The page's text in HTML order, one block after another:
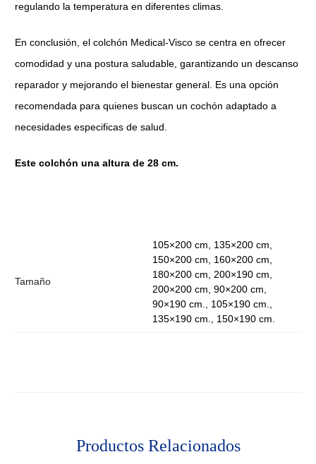
regulando la temperatura en diferentes climas.
En conclusión, el colchón Medical-Visco se centra en ofrecer
comodidad y una postura saludable, garantizando un descanso
reparador y mejorando el bienestar general. Es una opción
recomendada para quienes buscan un cochón adaptado a
necesidades especificas de salud.
Este colchón una altura de 28 cm.
Tamaño
105×200 cm, 135×200 cm,
150×200 cm, 160×200 cm,
180×200 cm, 200×190 cm,
200×200 cm, 90×200 cm,
90×190 cm., 105×190 cm.,
135×190 cm., 150×190 cm.
Productos Relacionados